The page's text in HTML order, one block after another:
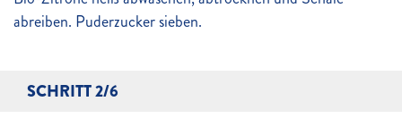
abreiben. Puderzucker sieben.
SCHRITT 2/6